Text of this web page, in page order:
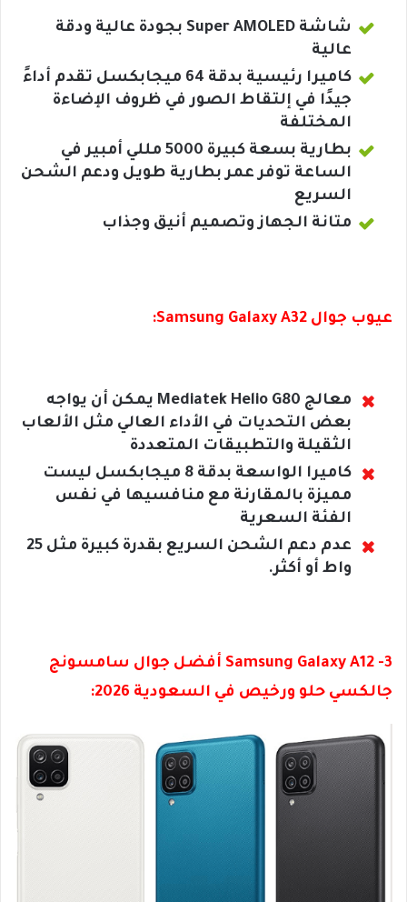
شاشة Super AMOLED بجودة عالية ودقة
عالية
كاميرا رئيسية بدقة 64 ميجابكسل تقدم أداءً
جيدًا في إلتقاط الصور في ظروف الإضاءة
المختلفة
بطارية بسعة كبيرة 5000 مللي أمبير في
الساعة توفر عمر بطارية طويل ودعم الشحن
السريع
متانة الجهاز وتصميم أنيق وجذاب
عيوب جوال Samsung Galaxy A32:
معالج Mediatek Helio G80 يمكن أن يواجه
بعض التحديات في الأداء العالي مثل الألعاب
الثقيلة والتطبيقات المتعددة
كاميرا الواسعة بدقة 8 ميجابكسل ليست
مميزة بالمقارنة مع منافسيها في نفس
الفئة السعرية
عدم دعم الشحن السريع بقدرة كبيرة مثل 25
واط أو أكثر.
3- Samsung Galaxy A12 أفضل جوال سامسونج
جالكسي حلو ورخيص في السعودية 2026: